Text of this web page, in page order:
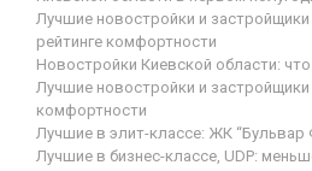
Лучшие новостройки и
рейтинге комфортности
Новостройки Киевской области:
Лучшие новостройки и застройщики
комфортности
Лучшие в элит-классе: ЖК “Бульвар
Лучшие в бизнес-классе, UDP: